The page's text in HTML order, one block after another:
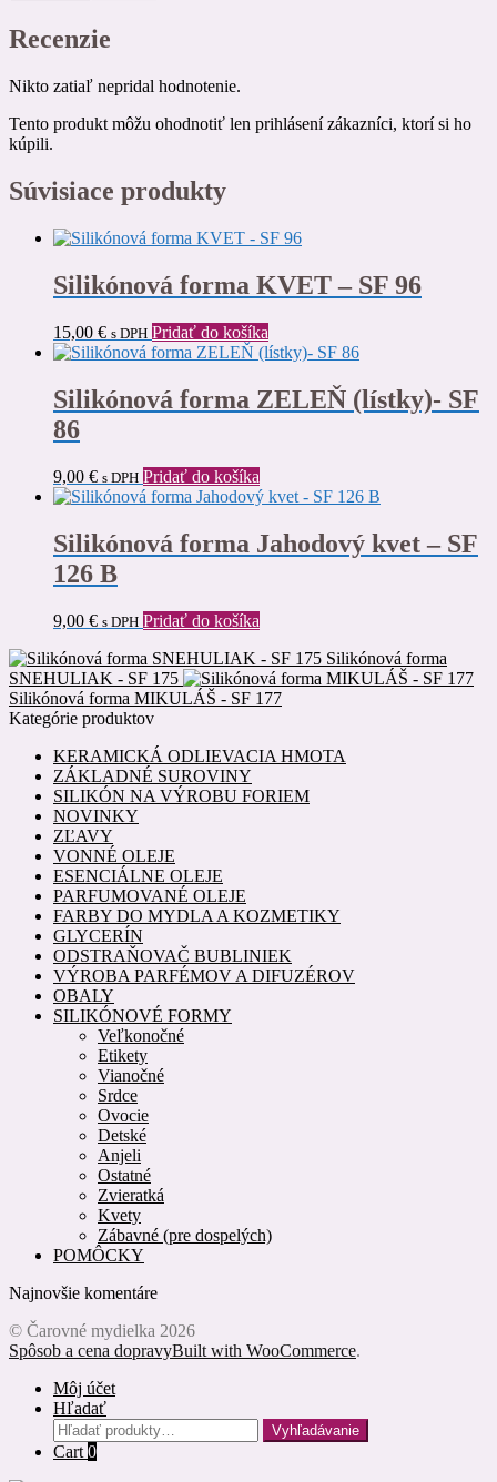
Recenzie
Nikto zatiaľ nepridal hodnotenie.
Tento produkt môžu ohodnotiť len prihlásení zákazníci, ktorí si ho
kúpili.
Súvisiace produkty
Silikónová forma KVET – SF 96
15,00 € s DPH Pridať do košíka
Silikónová forma ZELEŇ (lístky)- SF
86
9,00 € s DPH Pridať do košíka
Silikónová forma Jahodový kvet – SF
126 B
9,00 € s DPH Pridať do košíka
Silikónová forma
SNEHULIAK - SF 175
Silikónová forma MIKULÁŠ - SF 177
Kategórie produktov
KERAMICKÁ ODLIEVACIA HMOTA
ZÁKLADNÉ SUROVINY
SILIKÓN NA VÝROBU FORIEM
NOVINKY
ZĽAVY
VONNÉ OLEJE
ESENCIÁLNE OLEJE
PARFUMOVANÉ OLEJE
FARBY DO MYDLA A KOZMETIKY
GLYCERÍN
ODSTRAŇOVAČ BUBLINIEK
VÝROBA PARFÉMOV A DIFUZÉROV
OBALY
SILIKÓNOVÉ FORMY
Veľkonočné
Etikety
Vianočné
Srdce
Ovocie
Detské
Anjeli
Ostatné
Zvieratká
Kvety
Zábavné (pre dospelých)
POMÔCKY
Najnovšie komentáre
© Čarovné mydielka 2026
Spôsob a cena dopravyBuilt with WooCommerce.
Môj účet
Hľadať
Hľadať:
Vyhľadávanie
Cart 0